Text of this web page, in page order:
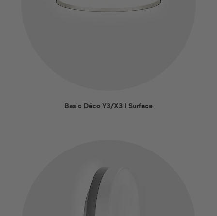
Basic Déco Y3/X3 I Surface